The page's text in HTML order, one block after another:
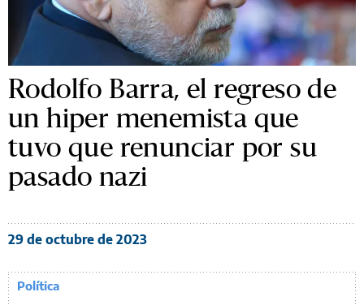
Rodolfo Barra, el regreso de
un hiper menemista que
tuvo que renunciar por su
pasado nazi
29 de octubre de 2023
Política